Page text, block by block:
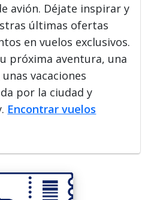
avión. Déjate inspirar y
últimas ofertas
en vuelos exclusivos.
próxima aventura, una
vacaciones
por la ciudad y
Encontrar vuelos